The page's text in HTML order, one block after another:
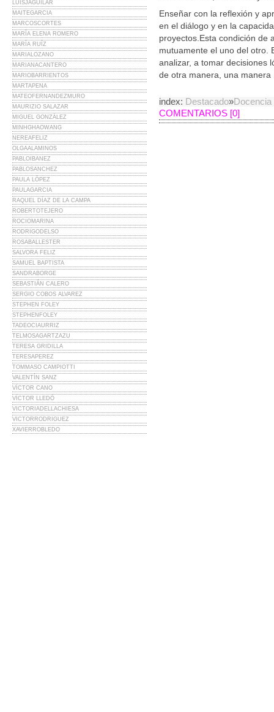
LUISJAGUILAR
MAITEGARCIA
MARCOSCORTES
MARÍA ELENA ROMERO
MARÍA RUÍZ
MARIALOZANO
MARIANACANTERO
MARIOBARRIENTOS
MARTAPENA
MATEOFERNANDEZMURO
MAURIZIO SALAZAR
MIGUEL GONZÁLEZ
MINHGHAOWANG
NEREAFELIZ
OLGAALAMINOS
PABLOIBANEZ
PABLOSANCHEZ
PAULA LÓPEZ
PAULAGARCIA
RAQUEL DÍAZ DE LA CAMPA
ROBERTOTEJERO
ROCIOMARINA
RODRIGODELSO
ROSABALLESTER
SALVORA FELIZ
SAMUEL BAPTISTA
SANDRABORGE
SEBASTIÁN CALERO
SERGIO COBOS ALVAREZ
STEPHEN FOLEY
STEPHENFOLEY
TADEOCIAURRIZ
TELMOSAGARTZAZU
TERESA GRIDILLA
TERESAPEREZ
TOMMASO CAMPIOTTI
VALENTÍN SANZ
VÍCTOR CANO
VÍCTOR LLEDÓ
VICTORIADELLACHIESA
VICTORRODRIGUEZ
XAVIERROBLEDO
Enseñar con la reflexión y
en el diálogo y en la
proyectos.Esta condición de
mutuamente el uno del otro.
analizar, a tomar decisiones
de otra manera, una
index: Destacado»Docencia
COMENTARIOS [0]